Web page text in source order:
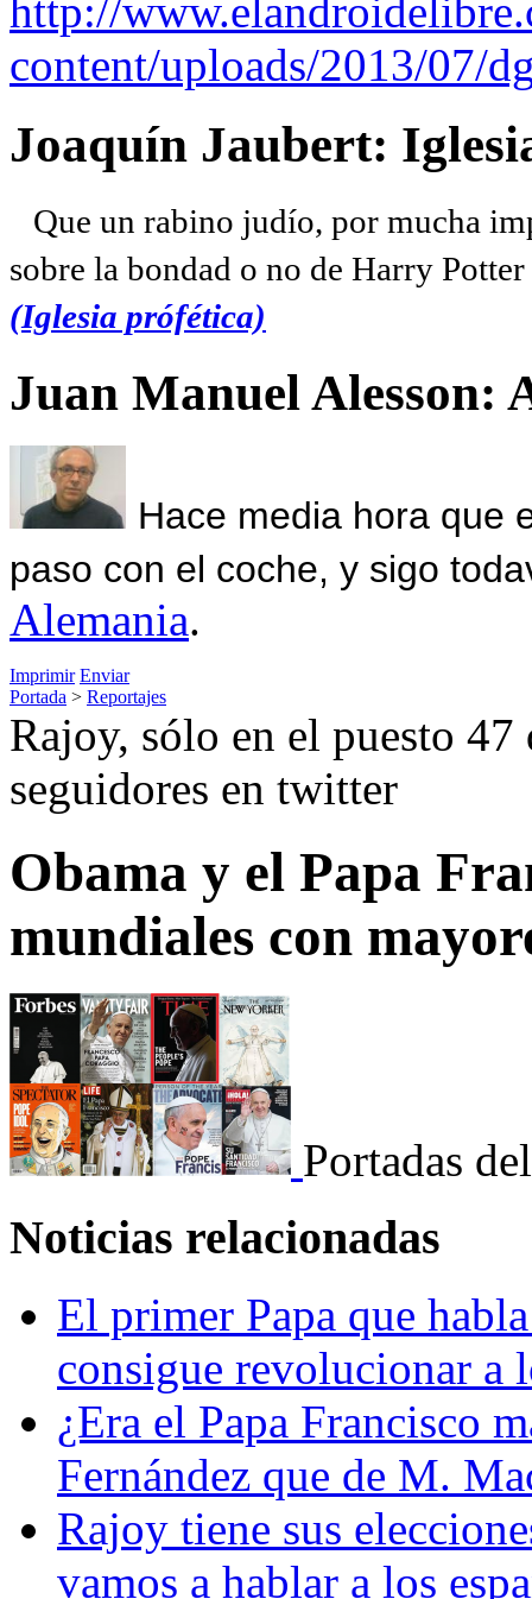
http://
content/uploads/2013/07/
Joaquín Jaubert:
Que un rabino judío, por mucha
sobre la bondad o no de Harry
(Iglesia prófética)
Juan Manuel Alesson:
Hace media hora que
paso con el coche, y sigo
Alemania.
Imprimir Enviar
Portada > Reportajes
Rajoy, sólo en el puesto
seguidores en twitter
Obama y el Papa
mundiales con
Portadas
Noticias relacionadas
El primer Papa que
consigue revolucionar a
¿Era el Papa Francisco
Fernández que de M.
Rajoy tiene sus
vamos a hablar a los